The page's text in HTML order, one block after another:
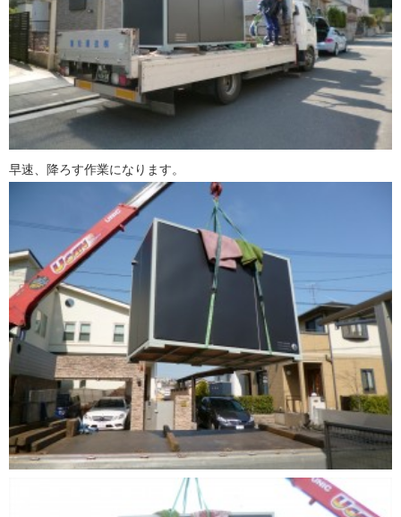
早速、降ろす作業になります。